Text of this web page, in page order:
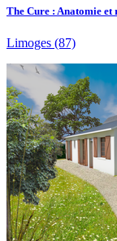
The Cure : Anatomie
Limoges (87)